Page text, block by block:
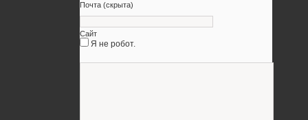
Почта (скрыта)
Сайт
Я не робот.